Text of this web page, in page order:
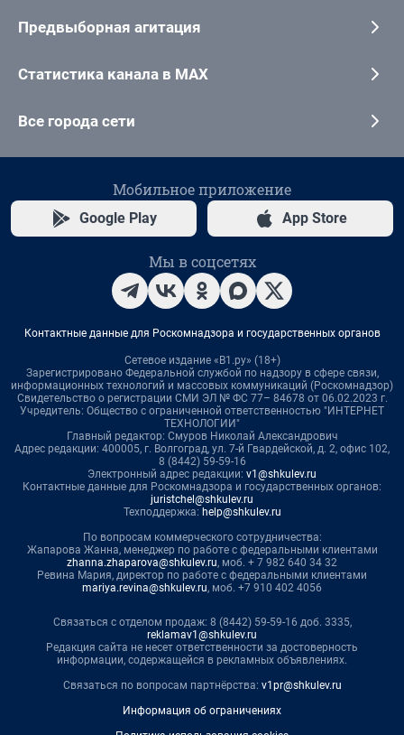
Предвыборная агитация
Статистика канала в MAX
Все города сети
Мобильное приложение
Google Play App Store
Мы в соцсетях
Контактные данные для Роскомнадзора и государственных органов
Сетевое издание «В1.ру» (18+)
Зарегистрировано Федеральной службой по надзору в сфере связи,
информационных технологий и массовых коммуникаций (Роскомнадзор)
Свидетельство о регистрации СМИ ЭЛ № ФС 77– 84678 от 06.02.2023 г.
Учредитель: Общество с ограниченной ответственностью "ИНТЕРНЕТ
ТЕХНОЛОГИИ"
Главный редактор: Смуров Николай Александрович
Адрес редакции: 400005, г. Волгоград, ул. 7-й Гвардейской, д. 2, офис 102,
8 (8442) 59-59-16
Электронный адрес редакции: v1@shkulev.ru
Контактные данные для Роскомнадзора и государственных органов:
juristchel@shkulev.ru
Техподдержка: help@shkulev.ru
По вопросам коммерческого сотрудничества:
Жапарова Жанна, менеджер по работе с федеральными клиентами
zhanna.zhaparova@shkulev.ru, моб. + 7 982 640 34 32
Ревина Мария, директор по работе с федеральными клиентами
mariya.revina@shkulev.ru, моб. +7 910 402 4056
Связаться с отделом продаж: 8 (8442) 59-59-16 доб. 3335,
reklamav1@shkulev.ru
Редакция сайта не несет ответственности за достоверность
информации, содержащейся в рекламных объявлениях.
Связаться по вопросам партнёрства: v1pr@shkulev.ru
Информация об ограничениях